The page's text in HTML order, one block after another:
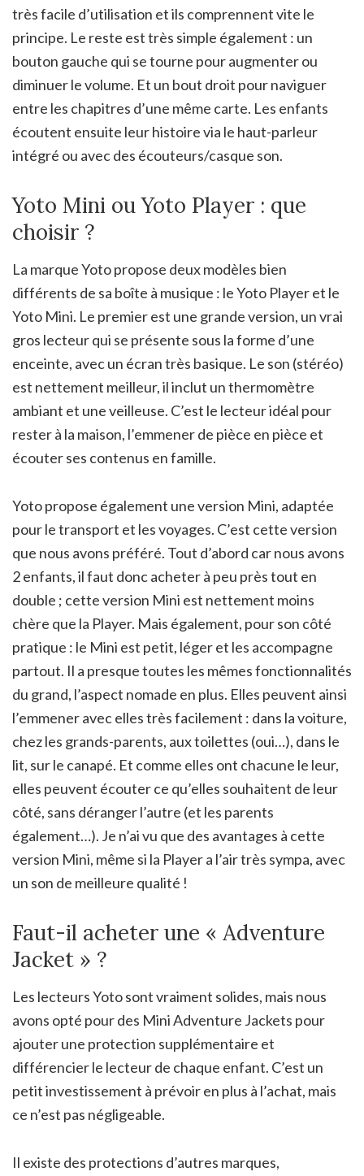
très facile d’utilisation et ils comprennent vite le
principe. Le reste est très simple également : un
bouton gauche qui se tourne pour augmenter ou
diminuer le volume. Et un bout droit pour naviguer
entre les chapitres d’une même carte. Les enfants
écoutent ensuite leur histoire via le haut-parleur
intégré ou avec des écouteurs/casque son.
Yoto Mini ou Yoto Player : que
choisir ?
La marque Yoto propose deux modèles bien
différents de sa boîte à musique : le Yoto Player et le
Yoto Mini. Le premier est une grande version, un vrai
gros lecteur qui se présente sous la forme d’une
enceinte, avec un écran très basique. Le son (stéréo)
est nettement meilleur, il inclut un thermomètre
ambiant et une veilleuse. C’est le lecteur idéal pour
rester à la maison, l’emmener de pièce en pièce et
écouter ses contenus en famille.
Yoto propose également une version Mini, adaptée
pour le transport et les voyages. C’est cette version
que nous avons préféré. Tout d’abord car nous avons
2 enfants, il faut donc acheter à peu près tout en
double ; cette version Mini est nettement moins
chère que la Player. Mais également, pour son côté
pratique : le Mini est petit, léger et les accompagne
partout. Il a presque toutes les mêmes fonctionnalités
du grand, l’aspect nomade en plus. Elles peuvent ainsi
l’emmener avec elles très facilement : dans la voiture,
chez les grands-parents, aux toilettes (oui…), dans le
lit, sur le canapé. Et comme elles ont chacune le leur,
elles peuvent écouter ce qu’elles souhaitent de leur
côté, sans déranger l’autre (et les parents
également…). Je n’ai vu que des avantages à cette
version Mini, même si la Player a l’air très sympa, avec
un son de meilleure qualité !
Faut-il acheter une « Adventure
Jacket » ?
Les lecteurs Yoto sont vraiment solides, mais nous
avons opté pour des Mini Adventure Jackets pour
ajouter une protection supplémentaire et
différencier le lecteur de chaque enfant. C’est un
petit investissement à prévoir en plus à l’achat, mais
ce n’est pas négligeable.
Il existe des protections d’autres marques,